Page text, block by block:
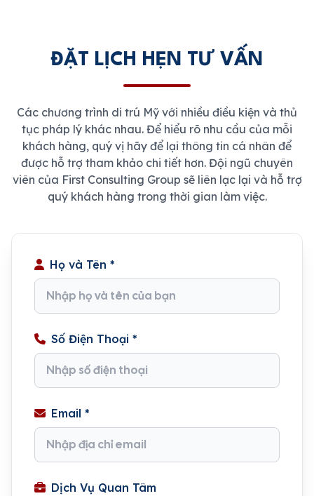
ĐẶT LỊCH HẸN TƯ VẤN
Các chương trình di trú Mỹ với nhiều điều kiện và thủ
tục pháp lý khác nhau. Để hiểu rõ nhu cầu của mỗi
khách hàng, quý vị hãy để lại thông tin cá nhân để
được hỗ trợ tham khảo chi tiết hơn. Đội ngũ chuyên
viên của First Consulting Group sẽ liên lạc lại và hỗ trợ
quý khách hàng trong thời gian làm việc.
Họ và Tên *
Số Điện Thoại *
Email *
Dịch Vụ Quan Tâm